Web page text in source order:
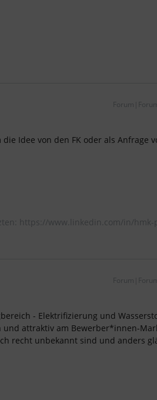
Idee von den FK oder als Anfrage
https://www.linkedin.com/in/hmk-
- Elektrifizierung und
und attraktiv am Bewerber*innen-
recht unbekannt sind und anders